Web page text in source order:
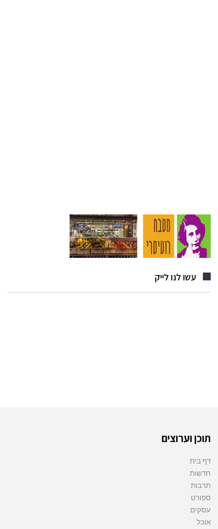
עשו לנו לייק
תוכן וערוצים
דף בית
חדשות
תרבות
ספורט
עסקים
אוכל